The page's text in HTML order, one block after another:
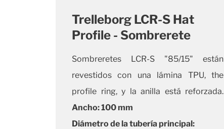
Trelleborg LCR-S Hat
Profile - Sombrerete
Sombreretes LCR-S "85/15" están
revestidos con una lámina TPU, the
profile ring, y la anilla está reforzada.
Ancho: 100 mm
Diámetro de la tubería principal: